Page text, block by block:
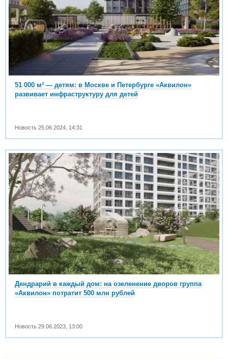
51 000 м² — детям: в Москве и Петербурге «Аквилон»
развивает инфраструктуру для детей
Новость25.06.2024 14:31
Дендрарий в каждый дом: на озеленение дворов группа
«Аквилон» потратит 500 млн рублей
Новость29.06.2023 13:00